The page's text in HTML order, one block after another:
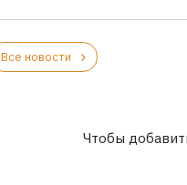
Все новости
Чтобы